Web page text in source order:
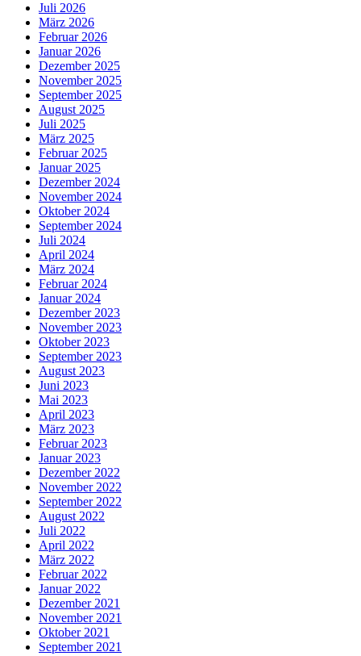
Juli 2026
März 2026
Februar 2026
Januar 2026
Dezember 2025
November 2025
September 2025
August 2025
Juli 2025
März 2025
Februar 2025
Januar 2025
Dezember 2024
November 2024
Oktober 2024
September 2024
Juli 2024
April 2024
März 2024
Februar 2024
Januar 2024
Dezember 2023
November 2023
Oktober 2023
September 2023
August 2023
Juni 2023
Mai 2023
April 2023
März 2023
Februar 2023
Januar 2023
Dezember 2022
November 2022
September 2022
August 2022
Juli 2022
April 2022
März 2022
Februar 2022
Januar 2022
Dezember 2021
November 2021
Oktober 2021
September 2021